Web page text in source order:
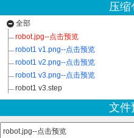
压缩
全部
robot.jpg--点击预览
robot1 v1.png--点击预览
robot1 v2.png--点击预览
robot1 v3.png--点击预览
robot1 v3.step
文件